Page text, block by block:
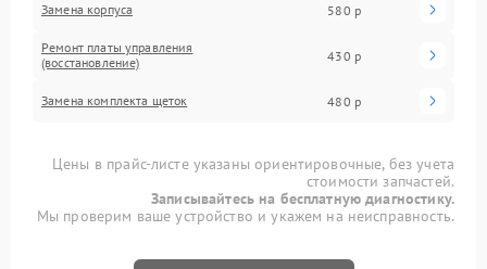
Замена корпуса 580 р
Ремонт платы управления
(восстановление)
430 р
Замена комплекта щеток 480 р
Цены в прайс-листе указаны ориентировочные, без учета
стоимости запчастей.
Записывайтесь на бесплатную диагностику.
Мы проверим ваше устройство и укажем на неисправность.